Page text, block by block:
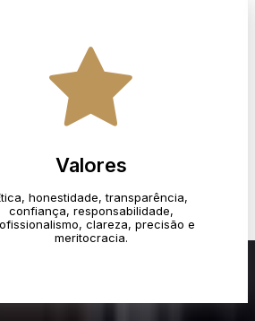
Valores
honestidade, transparência,
confiança, responsabilidade,
clareza, precisão e
meritocracia.​